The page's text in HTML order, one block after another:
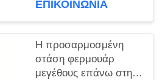
ΕΠΙΚΟΙΝΩΝΙΑ
Η προσαρμοσμένη
στάση φερμουάρ
μεγέθους επάνω στη